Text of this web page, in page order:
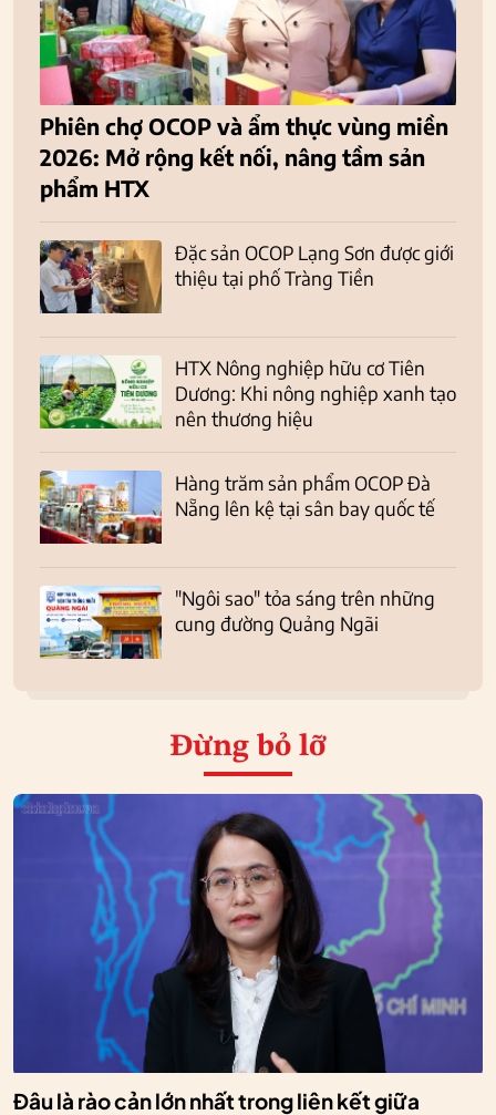
Phiên chợ OCOP và ẩm thực vùng miền
2026: Mở rộng kết nối, nâng tầm sản
phẩm HTX
Đặc sản OCOP Lạng Sơn được giới
thiệu tại phố Tràng Tiền
HTX Nông nghiệp hữu cơ Tiên
Dương: Khi nông nghiệp xanh tạo
nên thương hiệu
Hàng trăm sản phẩm OCOP Đà
Nẵng lên kệ tại sân bay quốc tế
"Ngôi sao" tỏa sáng trên những
cung đường Quảng Ngãi
Đừng bỏ lỡ
Đâu là rào cản lớn nhất trong liên kết giữa